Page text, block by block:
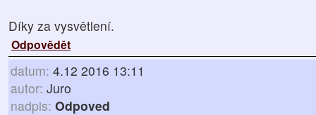
Díky za vysvětlení.
Odpovědět
datum: 4.12 2016 13:11
autor: Juro
nadpis: Odpoved